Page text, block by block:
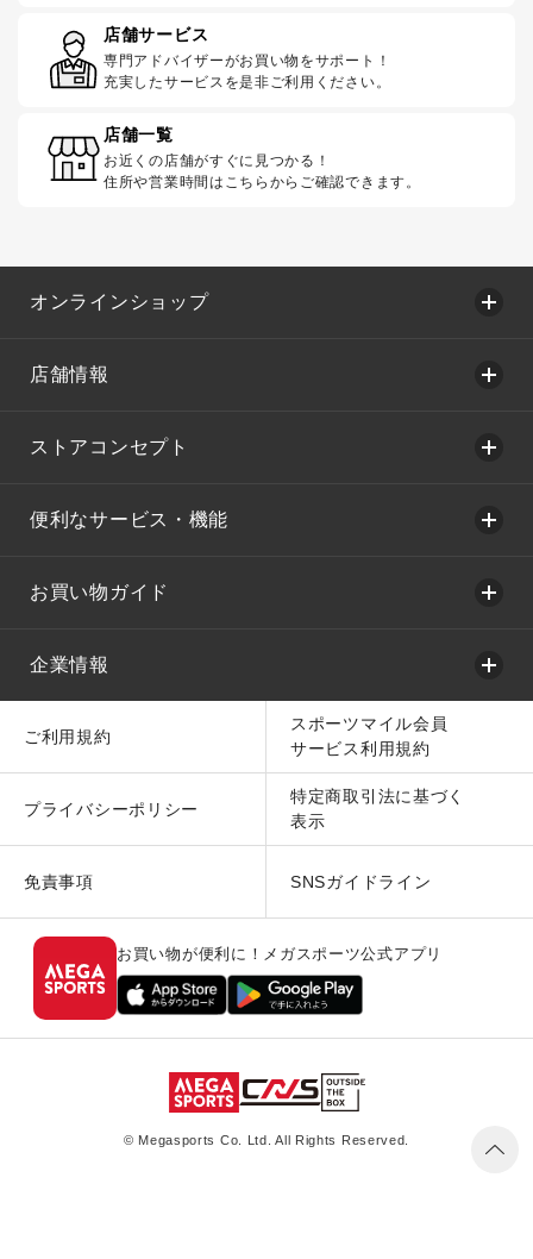
店舗サービス
専門アドバイザーがお買い物をサポート！
充実したサービスを是非ご利用ください。
店舗一覧
お近くの店舗がすぐに見つかる！
住所や営業時間はこちらからご確認できます。
オンラインショップ
店舗情報
ストアコンセプト
便利なサービス・機能
お買い物ガイド
企業情報
ご利用規約
スポーツマイル会員
サービス利用規約
プライバシーポリシー
特定商取引法に基づく
表示
免責事項 SNSガイドライン
お買い物が便利に！メガスポーツ公式アプリ
© Megasports Co. Ltd. All Rights Reserved.